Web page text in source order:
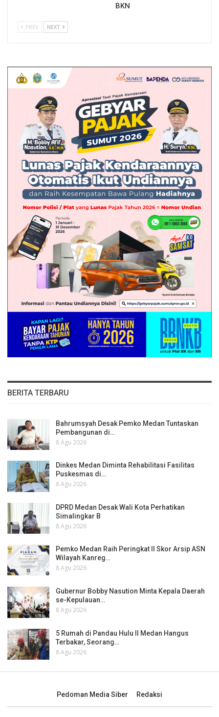
BKN
PREV NEXT
BERITA TERBARU
Bahrumsyah Desak Pemko Medan Tuntaskan
Pembangunan di…
8 Agu 2026
Dinkes Medan Diminta Rehabilitasi Fasilitas
Puskesmas di…
8 Agu 2026
DPRD Medan Desak Wali Kota Perhatikan
Simalingkar B
8 Agu 2026
Pemko Medan Raih Peringkat II Skor Arsip ASN
Wilayah Kanreg…
8 Agu 2026
Gubernur Bobby Nasution Minta Kepala Daerah
se-Kepulauan…
8 Agu 2026
5 Rumah di Pandau Hulu II Medan Hangus
Terbakar, Seorang…
8 Agu 2026
Pedoman Media Siber Redaksi